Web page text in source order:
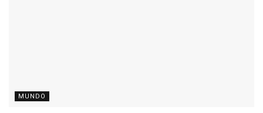
MUNDO